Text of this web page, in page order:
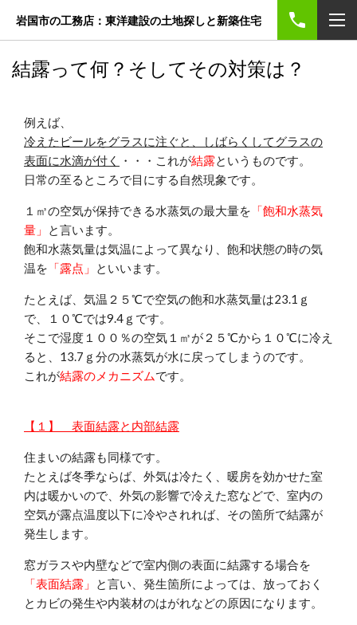
岩国市の工務店：東洋建設の土地探しと新築住宅
結露って何？そしてその対策は？
例えば、
冷えたビールをグラスに注ぐと、しばらくしてグラスの
表面に水滴が付く
・・・これが結露というものです。
日常の至るところで目にする自然現象です。
１㎥の空気が保持できる水蒸気の最大量を 「飽和水蒸気
量」
と言います。
飽和水蒸気量は気温によって異なり、飽和状態の時の気
温を 「露点」 といいます。
たとえば、気温２５℃で空気の飽和水蒸気量は23.1ｇ
で、１０℃では9.4ｇです。
そこで湿度１００％の空気１㎥が２５℃から１０℃に冷え
ると、13.7ｇ分の水蒸気が水に戻ってしまうのです。
これが結露のメカニズムです。
【１】 表面結露と内部結露
住まいの結露も同様です。
たとえば冬季ならば、外気は冷たく、暖房を効かせた室
内は暖かいので、外気の影響で冷えた窓などで、室内の
空気が露点温度以下に冷やされれば、その箇所で結露が
発生します。
窓ガラスや内壁などで室内側の表面に結露する場合を
「表面結露」
と言い、発生箇所によっては、放っておく
とカビの発生や内装材のはがれなどの原因になります。